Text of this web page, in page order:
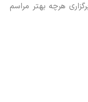
هرچه بهتر مراسم